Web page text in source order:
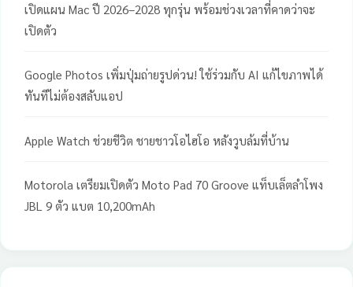
เปิดแผน Mac ปี 2026–2028 ทุกรุ่น พร้อมช่วงเวลาที่คาดว่าจะ
เปิดตัว
Google Photos เพิ่มปุ่มถ่ายรูปด่วน! ใช้ร่วมกับ AI แก้ไขภาพได้
ทันทีไม่ต้องสลับแอป
Apple Watch ช่วยชีวิต ชายชาวโอไฮโอ หลังวูบล้มที่บ้าน
Motorola เตรียมเปิดตัว Moto Pad 70 Groove แท็บเล็ตลำโพง
JBL 9 ตัว แบต 10,200mAh